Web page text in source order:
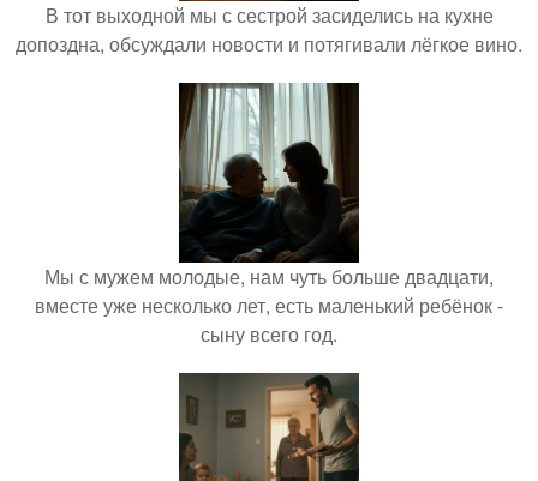
В тот выходной мы с сестрой засиделись на кухне
допоздна, обсуждали новости и потягивали лёгкое вино.
Мы с мужем молодые, нам чуть больше двадцати,
вместе уже несколько лет, есть маленький ребёнок -
сыну всего год.